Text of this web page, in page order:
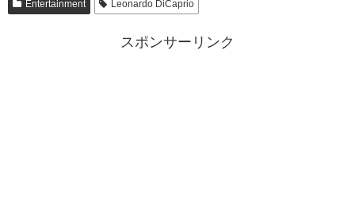
Entertainment Leonardo DiCaprio
スポンサーリンク